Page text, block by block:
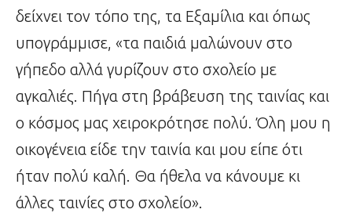
δείχνει τον τόπο της, τα Εξαμίλια και όπως
υπογράμμισε, «τα παιδιά μαλώνουν στο
γήπεδο αλλά γυρίζουν στο σχολείο με
αγκαλιές. Πήγα στη βράβευση της ταινίας και
ο κόσμος μας χειροκρότησε πολύ. Όλη μου η
οικογένεια είδε την ταινία και μου είπε ότι
ήταν πολύ καλή. Θα ήθελα να κάνουμε κι
άλλες ταινίες στο σχολείο».